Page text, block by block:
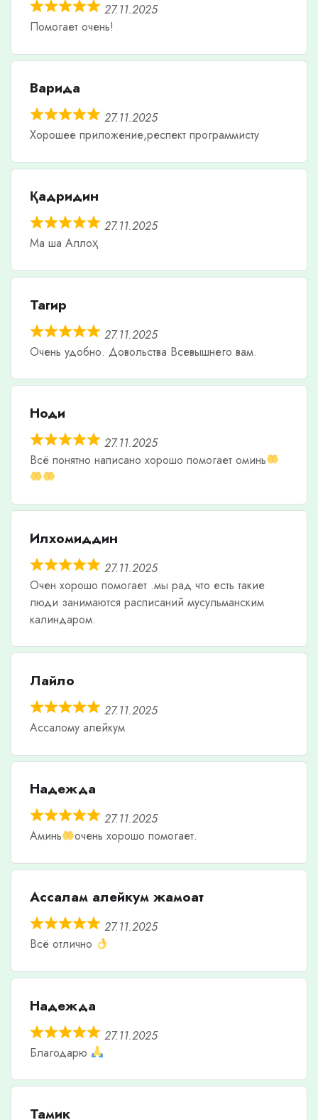
27.11.2025
Помогает очень!
Варида
27.11.2025
Хорошее приложение,респект программисту
Қадридин
27.11.2025
Ма ша Аллоҳ
Тагир
27.11.2025
Очень удобно. Довольства Всевышнего вам.
Ноди
27.11.2025
Всë понятно написано хорошо помогает оминь
Илхомиддин
27.11.2025
Очен хорошо помогает .мы рад что есть такие
люди занимаются расписаний мусульманским
калиндаром.
Лайло
27.11.2025
Ассалому алейкум
Надежда
27.11.2025
Аминь
очень хорошо помогает.
Ассалам алейкум жамоат
27.11.2025
Всё отлично
Надежда
27.11.2025
Благодарю
Тамик